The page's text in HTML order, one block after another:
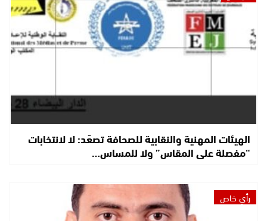
الهيئات المهنية والنقابية للصحافة تصعّد: لا لانتخابات
“مفصلة على المقاس” ولا للمساس…
رأي خاص